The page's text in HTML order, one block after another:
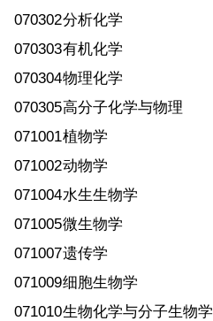
070302分析化学
070303有机化学
070304物理化学
070305高分子化学与物理
071001植物学
071002动物学
071004水生生物学
071005微生物学
071007遗传学
071009细胞生物学
071010生物化学与分子生物学